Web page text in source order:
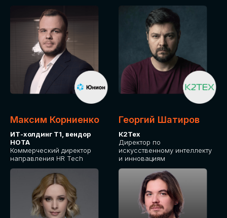
Максим Корниенко
ИТ-холдинг Т1, вендор
НОТА
Коммерческий директор
направления HR Tech
Георгий Шатиров
К2Тех
Директор по
искусственному интеллекту
и инновациям